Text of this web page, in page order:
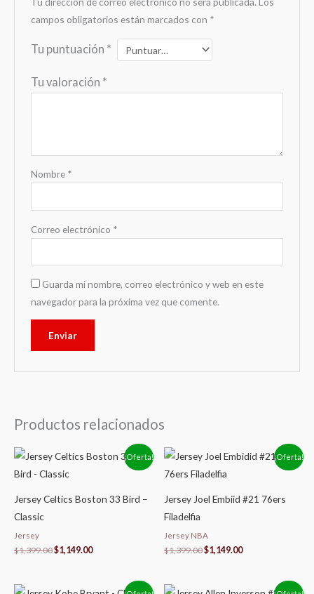
campos obligatorios están marcados con *
Tu puntuación *
Tu valoración *
Nombre *
Correo electrónico *
Guarda mi nombre, correo electrónico y web en este
navegador para la próxima vez que comente.
Productos relacionados
¡Oferta!
Jersey Celtics Boston 33 Bird –
Classic
Jersey
$1,399.00
El
precio
original
$1,399.00.
$1,149.00
precio
$1,149.00.
¡Oferta!
Jersey Joel Embiid #21 76ers
Filadelfia
Jersey NBA
$1,399.00
El
precio
original
$1,399.00.
$1,149.00
El
precio
$1,149.00.
El El